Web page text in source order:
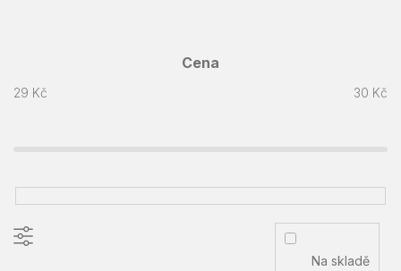
Cena
29 Kč 30 Kč
Na skladě